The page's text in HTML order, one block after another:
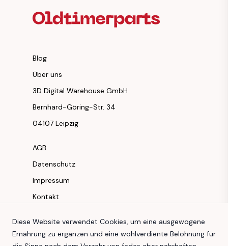
Blog
Über uns
3D Digital Warehouse GmbH
Bernhard-Göring-Str. 34
04107 Leipzig
AGB
Datenschutz
Impressum
Kontakt
Instagram
Facebook
Diese Website verwendet Cookies, um eine ausgewogene
Ernährung zu ergänzen und eine wohlverdiente Belohnung für